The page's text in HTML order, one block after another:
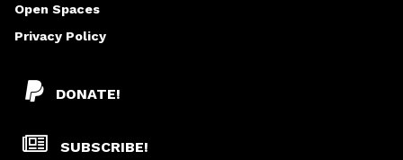
DONATE!
SUBSCRIBE!
Open Spaces
Privacy Policy